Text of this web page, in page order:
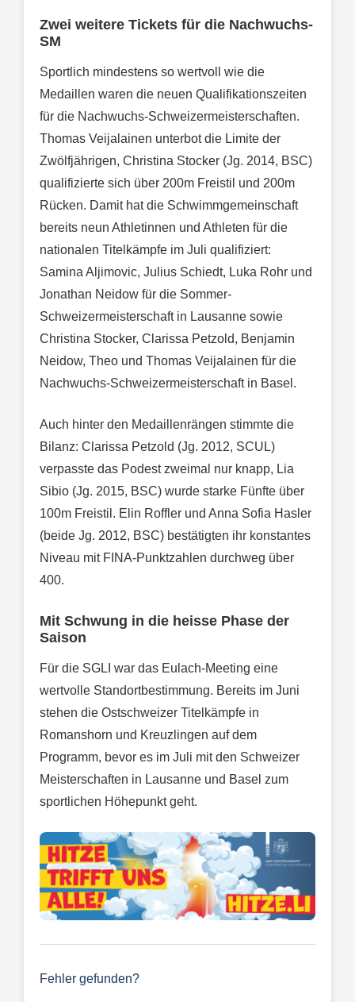
Zwei weitere Tickets für die Nachwuchs-
SM
Sportlich mindestens so wertvoll wie die
Medaillen waren die neuen Qualifikationszeiten
für die Nachwuchs-Schweizermeisterschaften.
Thomas Veijalainen unterbot die Limite der
Zwölfjährigen, Christina Stocker (Jg. 2014, BSC)
qualifizierte sich über 200m Freistil und 200m
Rücken. Damit hat die Schwimmgemeinschaft
bereits neun Athletinnen und Athleten für die
nationalen Titelkämpfe im Juli qualifiziert:
Samina Aljimovic, Julius Schiedt, Luka Rohr und
Jonathan Neidow für die Sommer-
Schweizermeisterschaft in Lausanne sowie
Christina Stocker, Clarissa Petzold, Benjamin
Neidow, Theo und Thomas Veijalainen für die
Nachwuchs-Schweizermeisterschaft in Basel.
Auch hinter den Medaillenrängen stimmte die
Bilanz: Clarissa Petzold (Jg. 2012, SCUL)
verpasste das Podest zweimal nur knapp, Lia
Sibio (Jg. 2015, BSC) wurde starke Fünfte über
100m Freistil. Elin Roffler und Anna Sofia Hasler
(beide Jg. 2012, BSC) bestätigten ihr konstantes
Niveau mit FINA-Punktzahlen durchweg über
400.
Mit Schwung in die heisse Phase der
Saison
Für die SGLI war das Eulach-Meeting eine
wertvolle Standortbestimmung. Bereits im Juni
stehen die Ostschweizer Titelkämpfe in
Romanshorn und Kreuzlingen auf dem
Programm, bevor es im Juli mit den Schweizer
Meisterschaften in Lausanne und Basel zum
sportlichen Höhepunkt geht.
Fehler gefunden?